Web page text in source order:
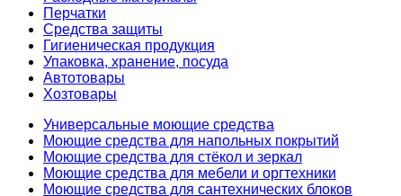
Перчатки
Средства защиты
Гигиеническая продукция
Упаковка, хранение, посуда
Автотовары
Хозтовары
Универсальные моющие средства
Моющие средства для напольных покрытий
Моющие средства для стёкол и зеркал
Моющие средства для мебели и оргтехники
Моющие средства для сантехнических блоков